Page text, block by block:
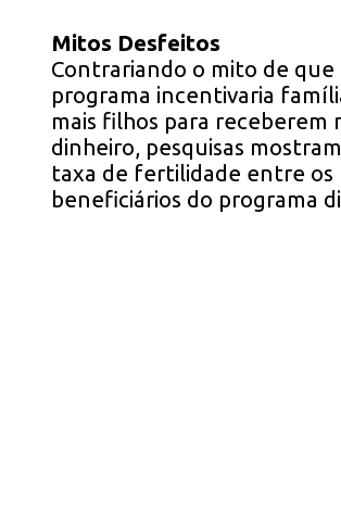
Mitos Desfeitos
Contrariando o mito de que
programa incentivaria
mais filhos para receberem
dinheiro, pesquisas
taxa de fertilidade entre os
beneficiários do programa